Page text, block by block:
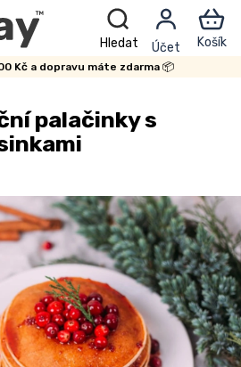
Kč a dopravu máte zdarma 📦
palačinky s